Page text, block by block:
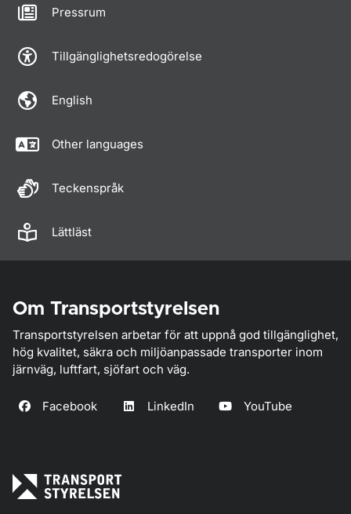
Pressrum
Tillgänglighetsredogörelse
English
Other languages
Teckenspråk
Lättläst
Om Transportstyrelsen
Transportstyrelsen arbetar för att uppnå god tillgänglighet,
hög kvalitet, säkra och miljöanpassade transporter inom
järnväg, luftfart, sjöfart och väg.
Facebook LinkedIn YouTube